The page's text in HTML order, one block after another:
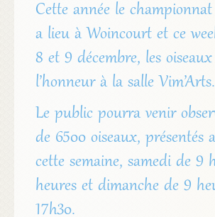
Cette année le
a lieu à Woincourt et ce
8 et 9 décembre, les
l’honneur à la salle Vim’Arts.
Le public pourra venir
de 6500 oiseaux, présentés
cette semaine, samedi de 9
heures et dimanche de 9
17h30.